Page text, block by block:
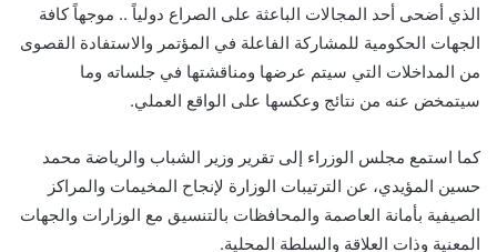
الذي أضحى أحد المجالات الباعثة على الصراع دولياً .. موجهاً كافة
الجهات الحكومية للمشاركة الفاعلة في المؤتمر والاستفادة القصوى
من المداخلات التي سيتم عرضها ومناقشتها في جلساته وما
سيتمخض عنه من نتائج وعكسها على الواقع العملي.
كما استمع مجلس الوزراء إلى تقرير وزير الشباب والرياضة محمد
حسين المؤيدي، عن الترتيبات الوزارة لإنجاح المخيمات والمراكز
الصيفية بأمانة العاصمة والمحافظات بالتنسيق مع الوزارات والجهات
المعنية وذات العلاقة والسلطة المحلية.